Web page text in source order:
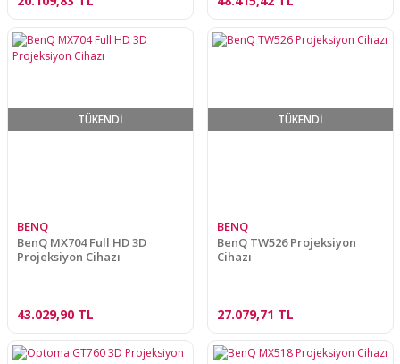
TÜKENDİ
BENQ
BenQ MX704 Full HD 3D
Projeksiyon Cihazı
43.029,90 TL
TÜKENDİ
BENQ
BenQ TW526 Projeksiyon
Cihazı
27.079,71 TL